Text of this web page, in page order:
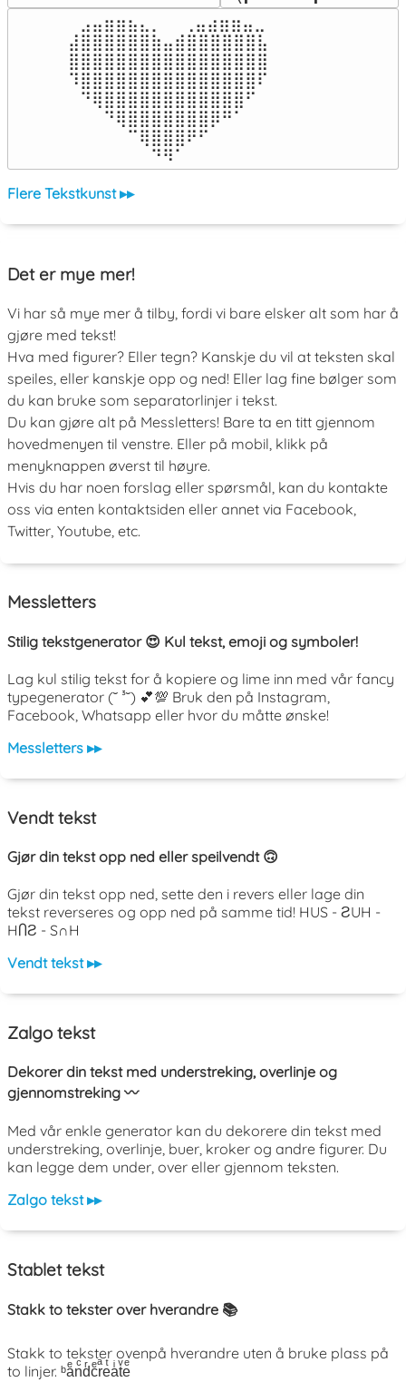
⠀⣠⣤⣶⣶⣦⣄⡀  ⠀⢀⣤⣴⣶⣶⣤⣀⠀
⣼⣿⣿⣿⣿⣿⣿⣷⣤⣾⣿⣿⣿⣿⣿⣿⣧
⣿⣿⣿⣿⣿⣿⣿⣿⣿⣿⣿⣿⣿⣿⣿⣿⣿
⠹⣿⣿⣿⣿⣿⣿⣿⣿⣿⣿⣿⣿⣿⣿⣿⠏
⠀⠙⢿⣿⣿⣿⣿⣿⣿⣿⣿⣿⣿⣿⣿⠋⠀
⠀⠀⠀⠙⢿⣿⣿⣿⣿⣿⣿⣿⡿⠛⠁⠀⠀
⠀⠀⠀⠀⠀⠉⢿⣿⣿⣿⠟⠋⠀⠀⠀⠀⠀
⠀⠀⠀⠀⠀⠀⠀⠙⠻⠁⠀⠀⠀⠀⠀⠀⠀⠀⠀⠀⠀⠀⠀
Flere Tekstkunst ▸▸
Det er mye mer!
Vi har så mye mer å tilby, fordi vi bare elsker alt som har å
gjøre med tekst!
Hva med figurer? Eller tegn? Kanskje du vil at teksten skal
speiles, eller kanskje opp og ned! Eller lag fine bølger som
du kan bruke som separatorlinjer i tekst.
Du kan gjøre alt på Messletters! Bare ta en titt gjennom
hovedmenyen til venstre. Eller på mobil, klikk på
menyknappen øverst til høyre.
Hvis du har noen forslag eller spørsmål, kan du kontakte
oss via enten kontaktsiden eller annet via Facebook,
Twitter, Youtube, etc.
Messletters
Stilig tekstgenerator 😍 Kul tekst, emoji og symboler!
Lag kul stilig tekst for å kopiere og lime inn med vår fancy
typegenerator (˘ ³˘) 💕💯 Bruk den på Instagram,
Facebook, Whatsapp eller hvor du måtte ønske!
Messletters ▸▸
Vendt tekst
Gjør din tekst opp ned eller speilvendt 🙃
Gjør din tekst opp ned, sette den i revers eller lage din
tekst reverseres og opp ned på samme tid! HUS - ƧUH -
HႶƧ - S∩H
Vendt tekst ▸▸
Zalgo tekst
Dekorer din tekst med understreking, overlinje og
gjennomstreking 〰️
Med vår enkle generator kan du dekorere din tekst med
understreking, overlinje, buer, kroker og andre figurer. Du
kan legge dem under, over eller gjennom teksten.
Zalgo tekst ▸▸
Stablet tekst
Stakk to tekster over hverandre 📚
Stakk to tekster ovenpå hverandre uten å bruke plass på
to linjer. ᵇaͤnͨdͬcͤrͣeͭaͥtͮeͤ